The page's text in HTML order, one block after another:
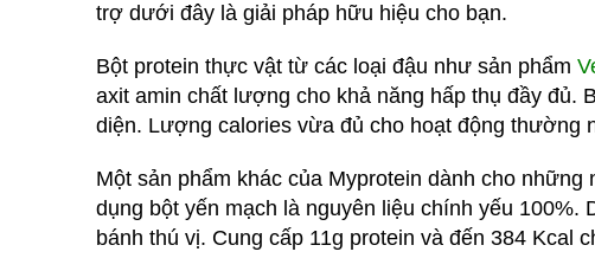
trợ dưới đây là giải pháp hữu hiệu cho bạn.
Bột protein thực vật từ các loại đậu như sản phẩm
axit amin chất lượng cho khả năng hấp thụ đầy đủ.
diện. Lượng calories vừa đủ cho hoạt động thường
Một sản phẩm khác của Myprotein dành cho
dụng bột yến mạch là nguyên liệu chính yếu
bánh thú vị. Cung cấp 11g protein và đến 384 Kcal